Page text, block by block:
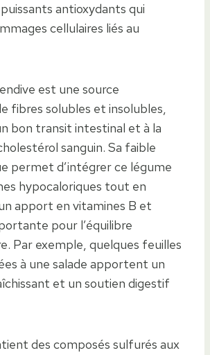
antioxydants qui
cellulaires liés au
est une source
fibres solubles et insolubles,
bon transit intestinal et à la
sanguin. Sa faible
permet d’intégrer ce légume
hypocaloriques tout en
apport en vitamines B et
pour l’équilibre
Par exemple, quelques feuilles
à une salade apportent un
et un soutien digestif
des composés sulfurés aux